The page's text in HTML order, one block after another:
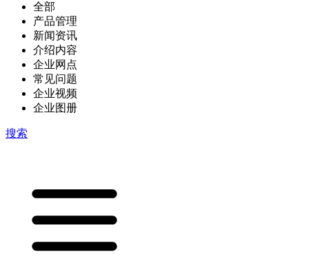
全部
产品管理
新闻资讯
介绍内容
企业网点
常见问题
企业视频
企业图册
搜索